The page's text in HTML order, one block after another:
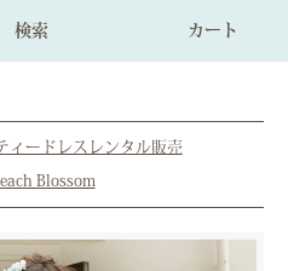
検索 カート
ィードレスレンタル販売
Blossom